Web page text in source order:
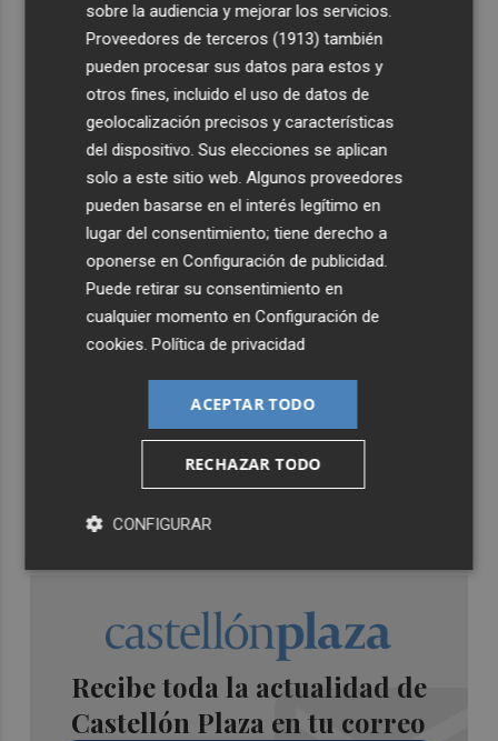
Ferran Torres, recibido con un baño de masas en su
pueblo: "Allá donde voy siempre digo que soy de Foios"
Foios se vuelca con Ferran Torres
Recibe toda la actualidad de
Castellón Plaza en tu correo
sobre la audiencia y mejorar los servicios.
Proveedores de terceros (1913) también
pueden procesar sus datos para estos y
otros fines, incluido el uso de datos de
geolocalización precisos y características
del dispositivo. Sus elecciones se aplican
solo a este sitio web. Algunos proveedores
pueden basarse en el interés legítimo en
lugar del consentimiento; tiene derecho a
oponerse enConfiguración de publicidad.
Puede retirar su consentimiento en
cualquier momento enConfiguración de
cookies.Política de privacidad
ACEPTAR TODO
RECHAZAR TODO
CONFIGURAR